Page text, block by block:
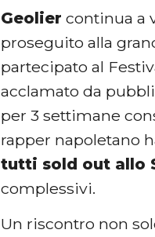
Geolier continua a
proseguito alla
partecipato al
acclamato da
per 3 settimane
rapper napoletano
tutti sold out allo
complessivi.
Un riscontro non